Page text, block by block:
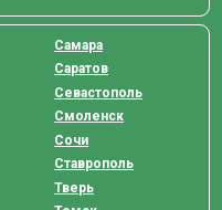
Самара
Саратов
Севастополь
Смоленск
Сочи
Ставрополь
Тверь